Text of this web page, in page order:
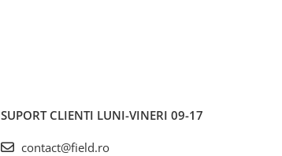
SUPORT CLIENTI LUNI-VINERI 09-17
contact@field.ro